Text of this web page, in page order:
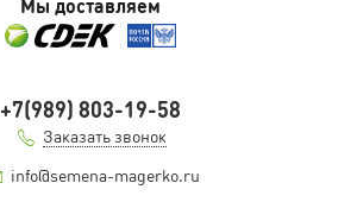
Мы доставляем
+7(989) 803-19-58
Заказать звонок
info@semena-magerko.ru